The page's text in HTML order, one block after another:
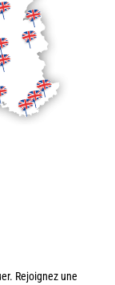
Rejoignez une